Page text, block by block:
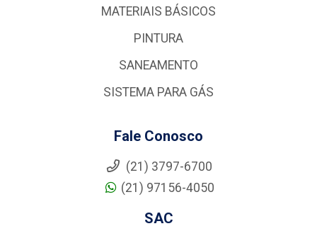
MATERIAIS BÁSICOS
PINTURA
SANEAMENTO
SISTEMA PARA GÁS
Fale Conosco
(21) 3797-6700
(21) 97156-4050
SAC